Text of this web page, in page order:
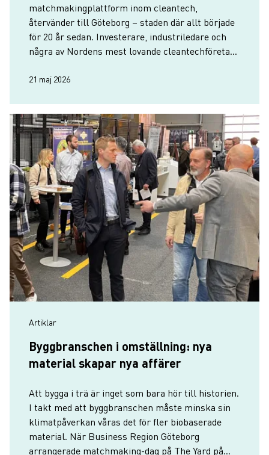
matchmakingplattform inom cleantech,
återvänder till Göteborg – staden där allt började
för 20 år sedan. Investerare, industriledare och
några av Nordens mest lovande cleantechföretag
21 maj 2026
Artiklar
Byggbranschen i omställning: nya
material skapar nya affärer
Att bygga i trä är inget som bara hör till historien.
I takt med att byggbranschen måste minska sin
klimatpåverkan våras det för fler biobaserade
material. När Business Region Göteborg
arrangerade matchmaking-dag på The Yard på